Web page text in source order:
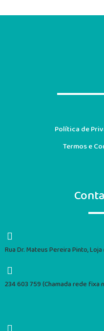
Política de
Termos e
Rua Dr. Mateus Pereira Pinto,
234 603 759 (Chamada rede fixa